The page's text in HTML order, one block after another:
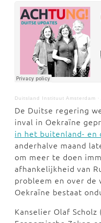
Duitsland Instituut Amsterdam ·
De Duitse regering
inval in Oekraïne
in het buitenland- en
anderhalve maand
om meer te doen
afhankelijkheid van
probleem en over de
Oekraïne bestaat
Kanselier Olaf Scholz